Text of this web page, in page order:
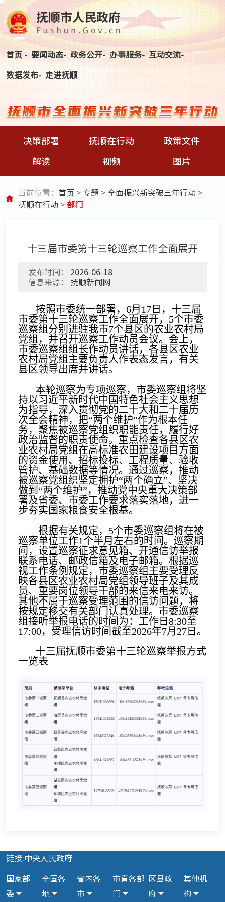
首页 -要闻动态-政务公开-办事服务- 互动交流-
数据发布- 走进抚顺
决策部署 抚顺在行动
政策文件
解读
视频 图片
当前位置： 首页 > 专题 > 全面振兴新突破三年行动 >
抚顺在行动 >部门
十三届市委第十三轮巡察工作全面展开
发布时间：
2026-06-18
信息来源：
抚顺新闻网
按照市委统一部署，6月17日，十三届
市委第十三轮巡察工作全面展开，5个市委
巡察组分别进驻我市7个县区的农业农村局
党组，并召开巡察工作动员会议。会上，
市委巡察组组长作动员讲话，各县区农业
农村局党组主要负责人作表态发言，有关
县区领导出席并讲话。
本轮巡察为专项巡察，市委巡察组将坚
持以习近平新时代中国特色社会主义思想
为指导，深入贯彻党的二十大和二十届历
次全会精神，把“两个维护”作为根本任
务，聚焦被巡察党组织职能责任，履行好
政治监督的职责使命。重点检查各县区农
业农村局党组在高标准农田建设项目方面
的资金使用、招标投标、工程质量、验收
管护、基础数据等情况。通过巡察，推动
被巡察党组织坚定拥护“两个确立”、坚决
做到“两个维护”，推动党中央重大决策部
署及省委、市委工作要求落实落地，进一
步夯实国家粮食安全根基。
根据有关规定，5个市委巡察组将在被
巡察单位工作1个半月左右的时间。巡察期
间，设置巡察征求意见箱、开通信访举报
联系电话、邮政信箱及电子邮箱。根据巡
视工作条例规定，市委巡察组主要受理反
映各县区农业农村局党组领导班子及其成
员、重要岗位领导干部的来信来电来访。
其他不属于巡察受理范围的信访问题，将
按规定移交有关部门认真处理。市委巡察
组接听举报电话的时间为：工作日8:30至
17:00，受理信访时间截至2026年7月27日。
十三届抚顺市委第十三轮巡察举报方式
一览表
链接:中央人民政府
国家部
委
全国各
地
省内各
市
市直各部
门
区县政
府
其他机
构